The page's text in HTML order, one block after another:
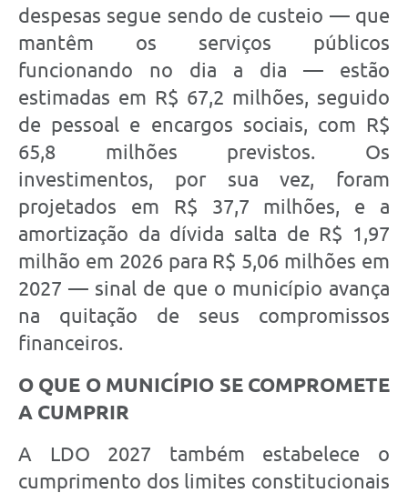
despesas segue sendo de custeio — que
mantêm os serviços públicos
funcionando no dia a dia — estão
estimadas em R$ 67,2 milhões, seguido
de pessoal e encargos sociais, com R$
65,8 milhões previstos. Os
investimentos, por sua vez, foram
projetados em R$ 37,7 milhões, e a
amortização da dívida salta de R$ 1,97
milhão em 2026 para R$ 5,06 milhões em
2027 — sinal de que o município avança
na quitação de seus compromissos
financeiros.
O QUE O MUNICÍPIO SE COMPROMETE
A CUMPRIR
A LDO 2027 também estabelece o
cumprimento dos limites constitucionais